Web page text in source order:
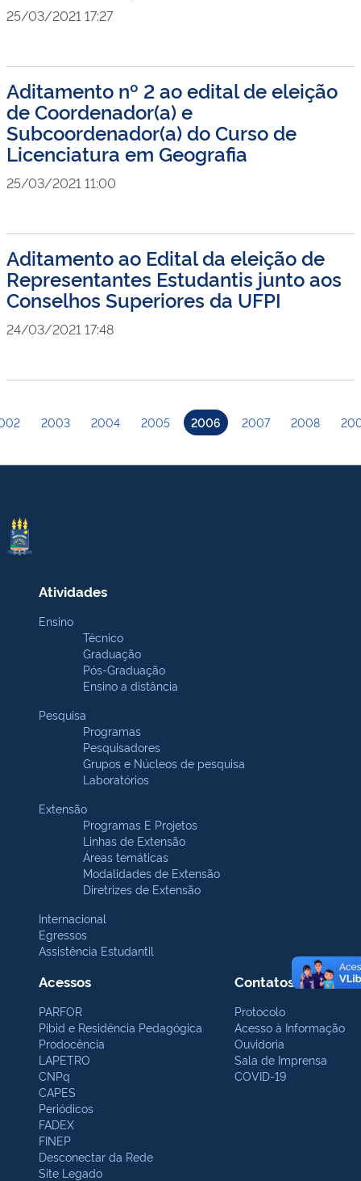
25/03/2021 17:27
Aditamento nº 2 ao edital de eleição
de Coordenador(a) e
Subcoordenador(a) do Curso de
Licenciatura em Geografia
25/03/2021 11:00
Aditamento ao Edital da eleição de
Representantes Estudantis junto aos
Conselhos Superiores da UFPI
24/03/2021 17:48
2003 2004 2005 2006 2007 2008
Atividades
Ensino
Técnico
Graduação
Pós-Graduação
Ensino a distância
Pesquisa
Programas
Pesquisadores
Grupos e Núcleos de pesquisa
Laboratórios
Extensão
Programas E Projetos
Linhas de Extensão
Áreas temáticas
Modalidades de Extensão
Diretrizes de Extensão
Internacional
Egressos
Assistência Estudantil
Acessos
PARFOR
Pibid e Residência Pedagógica
Prodocência
LAPETRO
CNPq
CAPES
Periódicos
FADEX
FINEP
Desconectar da Rede
Site Legado
Contatos Gerais
Protocolo
Acesso à Informação
Ouvidoria
Sala de Imprensa
COVID-19